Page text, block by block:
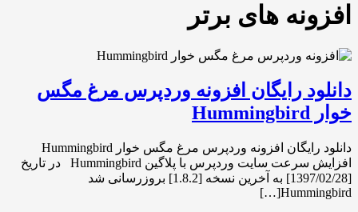
افزونه های برتر
دانلود رایگان افزونه وردپرس مرغ مگس
خوار Hummingbird
دانلود رایگان افزونه وردپرس مرغ مگس خوار Hummingbird
افزایش سرعت سایت وردپرس با پلاگین Hummingbird در تاریخ
[1397/02/28] به آخرین نسخه [1.8.2] بروزرسانی شد
Hummingbird[…]